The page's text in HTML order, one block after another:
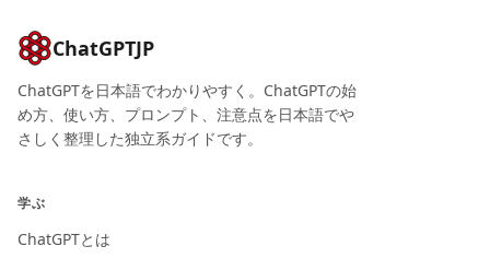
ChatGPTJP
ChatGPTを日本語でわかりやすく。ChatGPTの始
め方、使い方、プロンプト、注意点を日本語でや
さしく整理した独立系ガイドです。
学ぶ
ChatGPTとは